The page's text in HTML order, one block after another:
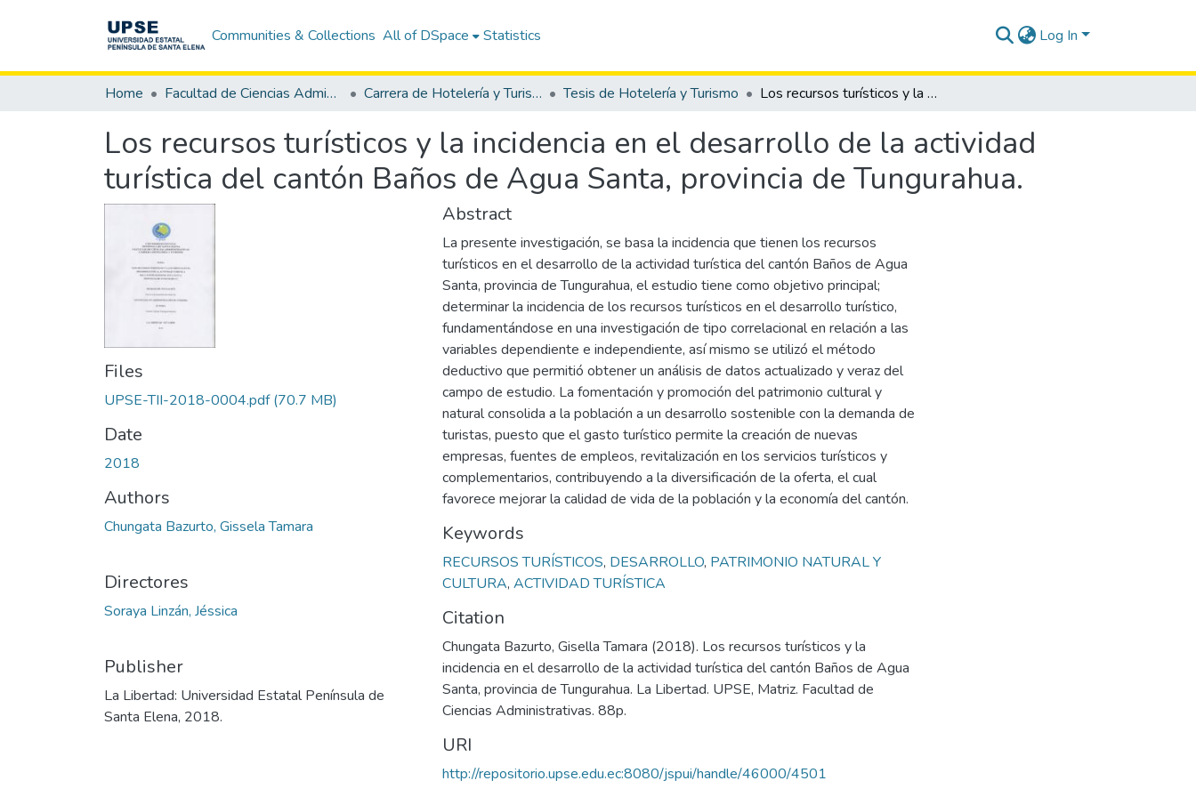
Communities & Collections All of DSpace Statistics Log In
Home Facultad de Ciencias Administrativas Carrera de Hotelería y Turismo Tesis de Hotelería y Turismo Los recursos turísticos y la incidencia en el desarrollo de la actividad turística del cantón Baños de Agua Santa, provincia de Tungurahua.
Los recursos turísticos y la incidencia en el desarrollo de la actividad
turística del cantón Baños de Agua Santa, provincia de Tungurahua.
Files
UPSE-TII-2018-0004.pdf(70.7 MB)
Date
2018
Authors
Chungata Bazurto, Gissela Tamara
Directores
Soraya Linzán, Jéssica
Publisher
La Libertad: Universidad Estatal Península de
Santa Elena, 2018.
Abstract
La presente investigación, se basa la incidencia que tienen los recursos
turísticos en el desarrollo de la actividad turística del cantón Baños de Agua
Santa, provincia de Tungurahua, el estudio tiene como objetivo principal;
determinar la incidencia de los recursos turísticos en el desarrollo turístico,
fundamentándose en una investigación de tipo correlacional en relación a las
variables dependiente e independiente, así mismo se utilizó el método
deductivo que permitió obtener un análisis de datos actualizado y veraz del
campo de estudio. La fomentación y promoción del patrimonio cultural y
natural consolida a la población a un desarrollo sostenible con la demanda de
turistas, puesto que el gasto turístico permite la creación de nuevas
empresas, fuentes de empleos, revitalización en los servicios turísticos y
complementarios, contribuyendo a la diversificación de la oferta, el cual
favorece mejorar la calidad de vida de la población y la economía del cantón.
Keywords
RECURSOS TURÍSTICOS, DESARROLLO, PATRIMONIO NATURAL Y
CULTURA, ACTIVIDAD TURÍSTICA
Citation
Chungata Bazurto, Gisella Tamara (2018). Los recursos turísticos y la
incidencia en el desarrollo de la actividad turística del cantón Baños de Agua
Santa, provincia de Tungurahua. La Libertad. UPSE, Matriz. Facultad de
Ciencias Administrativas. 88p.
URI
http://repositorio.upse.edu.ec:8080/jspui/handle/46000/4501